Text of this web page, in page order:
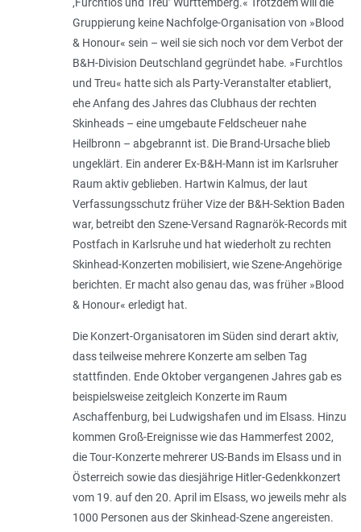
Gruppierung keine Nachfolge-Organisation von »Blood
& Honour« sein – weil sie sich noch vor dem Verbot der
B&H-Division Deutsch­­land gegründet habe. »Furcht­los
und Treu« hatte sich als Party-Veranstalter etabliert,
ehe Anfang des Jahres das Clubhaus der rechten
Skinheads – eine umgebaute Feldscheuer nahe
Heilbronn – abgebrannt ist. Die Brand-Ursache blieb
ungeklärt. Ein anderer Ex-B&H-Mann ist im Karlsruher
Raum aktiv geblieben. Hartwin Kalmus, der laut
Verfassungsschutz früher Vize der B&H-Sektion Baden
war, betreibt den Szene-Versand Ragnarök-Records mit
Postfach in Karlsruhe und hat wie­der­holt zu rechten
Skinhead-Konzerten mobi­lisiert, wie Szene-Angehörige
be­richten. Er macht also genau das, was früher »Blood
& Honour« erledigt hat.
Die Konzert-Organisatoren im Sü­den sind derart aktiv,
dass teilweise mehrere Konzerte am selben Tag
stattfinden. Ende Oktober vergangenen Jahres gab es
beispielsweise zeitgleich Konzerte im Raum
Aschaffenburg, bei Ludwigshafen und im Elsass. Hinzu
kommen Groß-Ereignisse wie das Hammerfest 2002,
die Tour-Konzerte mehrerer US-Bands im Elsass und in
Österreich sowie das diesjährige Hitler-Gedenkkonzert
vom 19. auf den 20. April im Elsass, wo jeweils mehr als
1000 Personen aus der Skinhead-Szene angereisten.